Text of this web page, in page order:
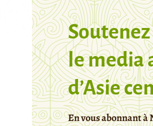
le media
d’Asie
En vous abonnant à